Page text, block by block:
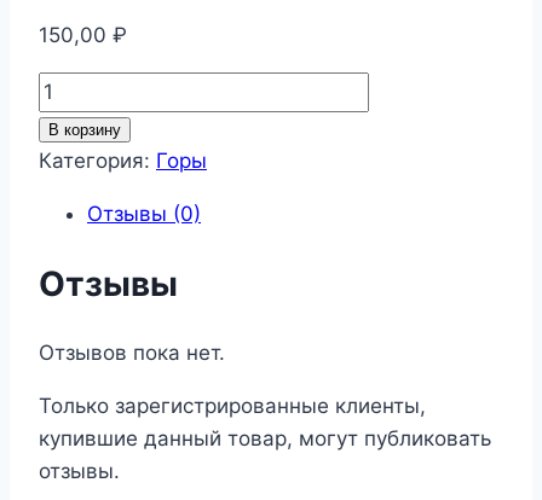
150,00 ₽
Количество
товара
Горы
В корзину
Категория: Горы
Отзывы (0)
Отзывы
Отзывов пока нет.
Только зарегистрированные клиенты,
купившие данный товар, могут публиковать
отзывы.